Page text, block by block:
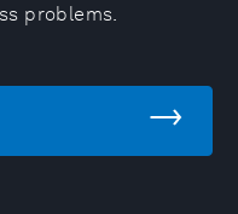
problems.